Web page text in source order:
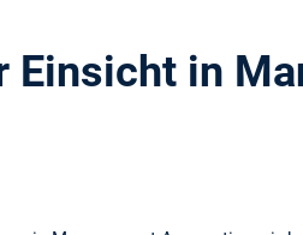
Einsicht in